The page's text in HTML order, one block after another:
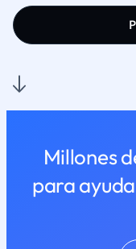
Millones
para